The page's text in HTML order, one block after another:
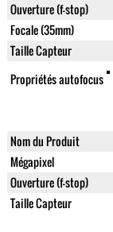
Ouverture (f-stop)
Focale (35mm)
Taille Capteur
Propriétés autofocus
Nom du Produit
Mégapixel
Ouverture (f-stop)
Taille Capteur